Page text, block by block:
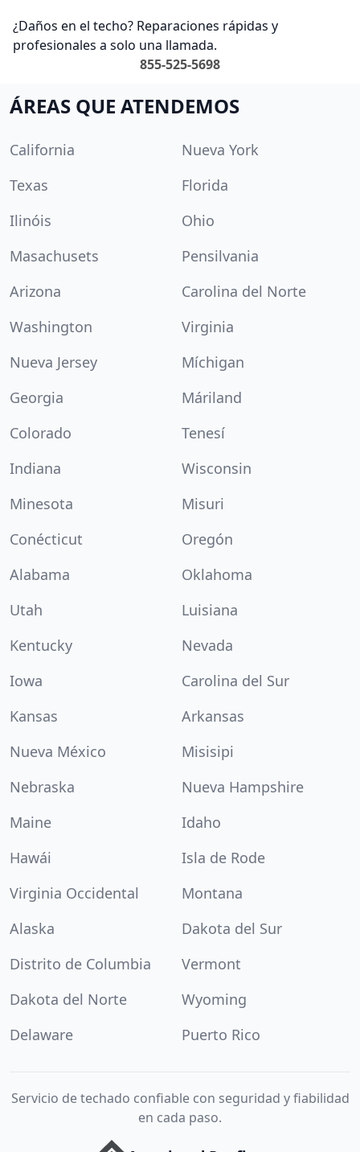
¿Daños en el techo? Reparaciones rápidas y
profesionales a solo una llamada.
855-525-5698
ÁREAS QUE ATENDEMOS
California
Nueva York
Texas
Florida
Ilinóis
Ohio
Masachusets
Pensilvania
Arizona
Carolina del Norte
Washington
Virginia
Nueva Jersey
Míchigan
Georgia
Máriland
Colorado
Tenesí
Indiana
Wisconsin
Minesota
Misuri
Conécticut
Oregón
Alabama
Oklahoma
Utah
Luisiana
Kentucky
Nevada
Iowa
Carolina del Sur
Kansas
Arkansas
Nueva México
Misisipi
Nebraska
Nueva Hampshire
Maine
Idaho
Hawái
Isla de Rode
Virginia Occidental
Montana
Alaska
Dakota del Sur
Distrito de Columbia
Vermont
Dakota del Norte
Wyoming
Delaware
Puerto Rico
Servicio de techado confiable con seguridad y fiabilidad
en cada paso.